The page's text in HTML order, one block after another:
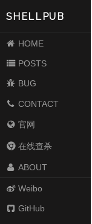
SHELLPUB
HOME
POSTS
BUG
CONTACT
官网
在线查杀
ABOUT
Weibo
GitHub